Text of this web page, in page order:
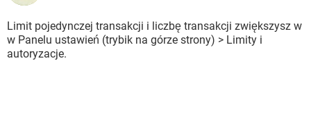
Limit pojedynczej transakcji i liczbę transakcji zwiększysz w
w Panelu ustawień (trybik na górze strony) > Limity i
autoryzacje.